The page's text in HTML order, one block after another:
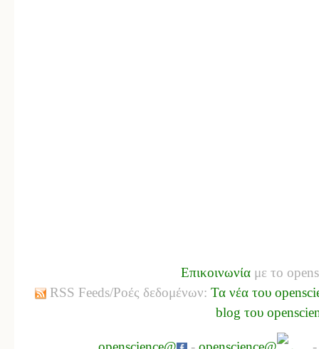
Επικοινωνία με το
RSS Feeds/Ροές δεδομένων: Τα νέα του
blog του